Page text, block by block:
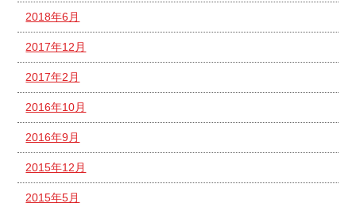
2018年6月
2017年12月
2017年2月
2016年10月
2016年9月
2015年12月
2015年5月